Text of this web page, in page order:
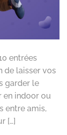
entrées
de laisser vos
garder le
en indoor ou
entre amis,
[…]